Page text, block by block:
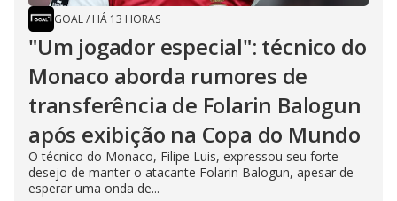
GOAL/ HÁ 13 HORAS
"Um jogador especial": técnico do
Monaco aborda rumores de
transferência de Folarin Balogun
após exibição na Copa do Mundo
O técnico do Monaco, Filipe Luis, expressou seu forte
desejo de manter o atacante Folarin Balogun, apesar de
esperar uma onda de...